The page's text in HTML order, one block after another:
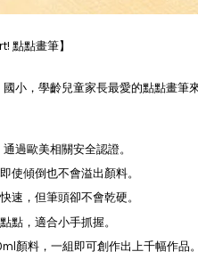
點點畫筆】
小，學齡兒童家長最愛的點點畫
過歐美相關安全認證。
使傾倒也不會溢出顏料。
速，但筆頭卻不會乾硬。
點，適合小手抓握。
顏料，一組即可創作出上千幅作品。